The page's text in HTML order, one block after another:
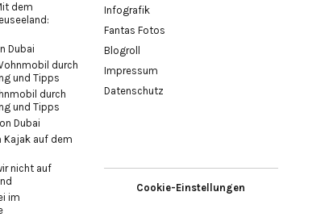
dem
Dubai
durch
und Tipps
durch
und Tipps
Dubai
Kajak auf dem
nicht auf
im
Infografik
Fantas Fotos
Blogroll
Impressum
Datenschutz
Cookie-Einstellungen